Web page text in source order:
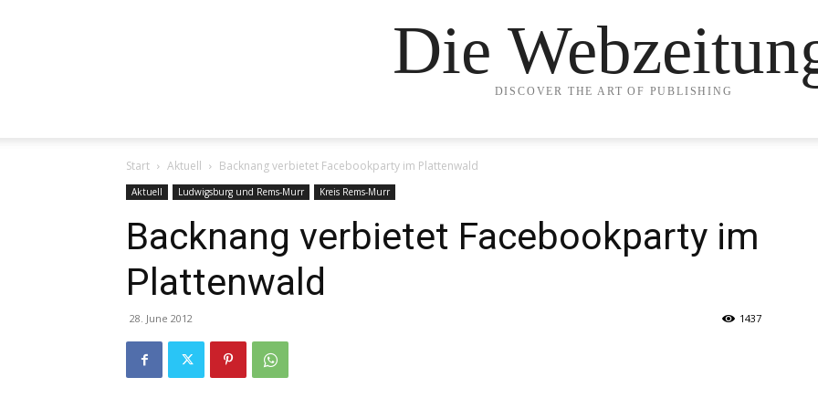
Die
DISCOVER THE ART OF PUBLISHING
Start Aktuell Backnang verbietet Facebookparty im Plattenwald
Aktuell Ludwigsburg und Rems-Murr Kreis Rems-Murr
Backnang verbietet Facebookparty im
Plattenwald
28. June 2012 1437